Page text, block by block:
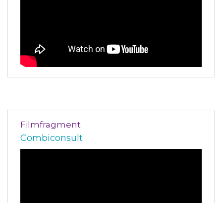
Filmfragment
Combiconsult